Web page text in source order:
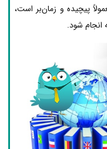
پیچیده و زمان‌بر است،
انجام شود.